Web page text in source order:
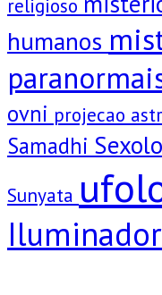
religioso
humanos
ovni projecao
Samadhi
Sunyata
Iluminador